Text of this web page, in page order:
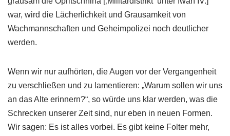
war, wird die Lächerlichkeit und Grausamkeit von
Wachmannschaften und Geheimpolizei noch deutlicher
werden.
Wenn wir nur aufhörten, die Augen vor der Vergangenheit
zu verschließen und zu lamentieren: „Warum sollen wir uns
an das Alte erinnern?“, so würde uns klar werden, was die
Schrecken unserer Zeit sind, nur eben in neuen Formen.
Wir sagen: Es ist alles vorbei. Es gibt keine Folter mehr,